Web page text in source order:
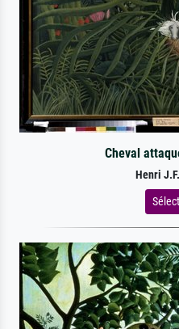
Cheval
Henri